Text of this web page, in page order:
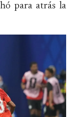
para atrás la